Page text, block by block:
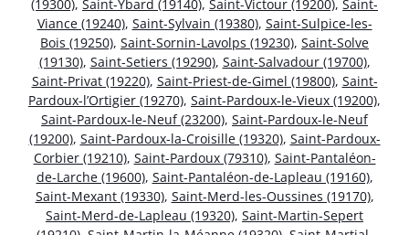
(19300), Saint-Ybard (19140), Saint-Victour (19200), Saint-
Viance (19240), Saint-Sylvain (19380), Saint-Sulpice-les-
Bois (19250), Saint-Sornin-Lavolps (19230), Saint-Solve
(19130), Saint-Setiers (19290), Saint-Salvadour (19700),
Saint-Privat (19220), Saint-Priest-de-Gimel (19800), Saint-
Pardoux-l’Ortigier (19270), Saint-Pardoux-le-Vieux (19200),
Saint-Pardoux-le-Neuf (23200), Saint-Pardoux-le-Neuf
(19200), Saint-Pardoux-la-Croisille (19320), Saint-Pardoux-
Corbier (19210), Saint-Pardoux (79310), Saint-Pantaléon-
de-Larche (19600), Saint-Pantaléon-de-Lapleau (19160),
Saint-Mexant (19330), Saint-Merd-les-Oussines (19170),
Saint-Merd-de-Lapleau (19320), Saint-Martin-Sepert